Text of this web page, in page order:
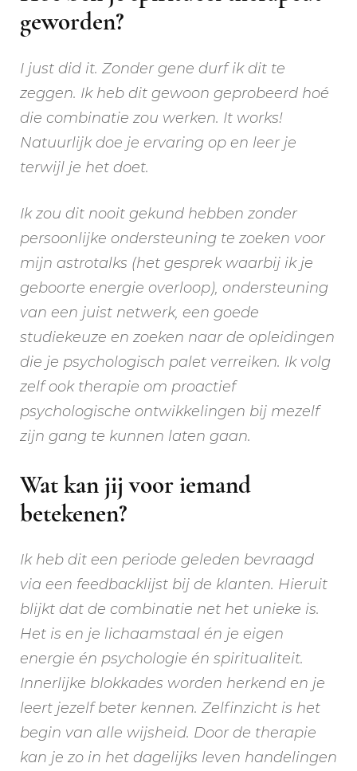
geworden?
I just did it. Zonder gene durf ik dit te
zeggen. Ik heb dit gewoon geprobeerd hoé
die combinatie zou werken. It works!
Natuurlijk doe je ervaring op en leer je
terwijl je het doet.
Ik zou dit nooit gekund hebben zonder
persoonlijke ondersteuning te zoeken voor
mijn astrotalks (het gesprek waarbij ik je
geboorte energie overloop), ondersteuning
van een juist netwerk, een goede
studiekeuze en zoeken naar de opleidingen
die je psychologisch palet verreiken. Ik volg
zelf ook therapie om proactief
psychologische ontwikkelingen bij mezelf
zijn gang te kunnen laten gaan.
Wat kan jij voor iemand
betekenen?
Ik heb dit een periode geleden bevraagd
via een feedbacklijst bij de klanten. Hieruit
blijkt dat de combinatie net het unieke is.
Het is en je lichaamstaal én je eigen
energie én psychologie én spiritualiteit.
Innerlijke blokkades worden herkend en je
leert jezelf beter kennen. Zelfinzicht is het
begin van alle wijsheid. Door de therapie
kan je zo in het dagelijks leven handelingen